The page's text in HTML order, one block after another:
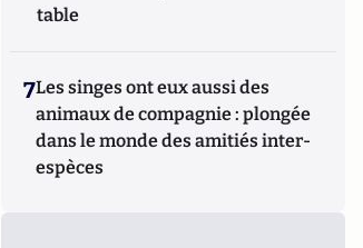
table
7Les singes ont eux aussi des
animaux de compagnie : plongée
dans le monde des amitiés inter-
espèces